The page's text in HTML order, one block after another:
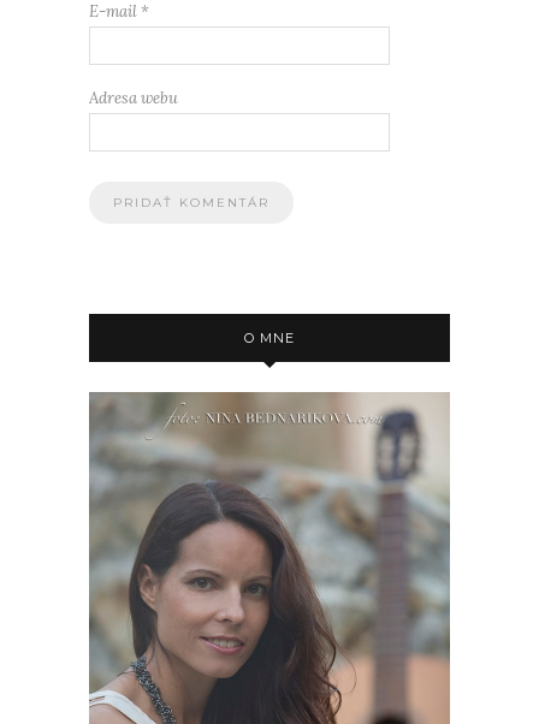
E-mail *
Adresa webu
O MNE